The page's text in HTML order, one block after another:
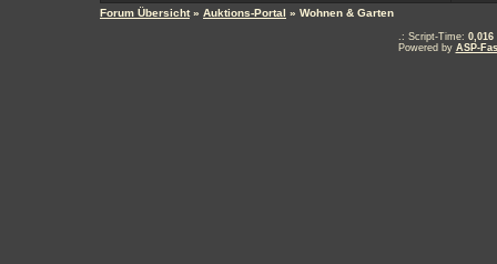
Forum Übersicht» Auktions-Portal » Wohnen & Garten
.: Script-Time: 0,016
Powered by ASP-